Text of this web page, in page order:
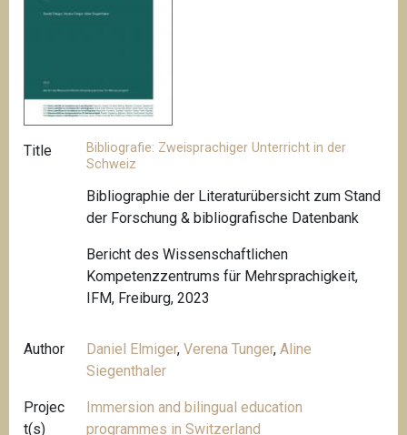
Title
Bibliografie: Zweisprachiger Unterricht in der
Schweiz
Bibliographie der Literaturübersicht zum Stand
der Forschung & bibliografische Datenbank
Bericht des Wissenschaftlichen
Kompetenzzentrums für Mehrsprachigkeit,
IFM, Freiburg, 2023
Author Daniel Elmiger,Verena Tunger,Aline
Siegenthaler
Projec
t(s)
Immersion and bilingual education
programmes in Switzerland